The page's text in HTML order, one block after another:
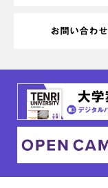
お問い合わせ